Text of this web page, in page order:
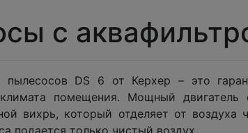
с
пылесосов DS 6 от Керхер – это
помещения. Мощный двигатель
вихрь, который отделяет от
подается только чистый воздух.